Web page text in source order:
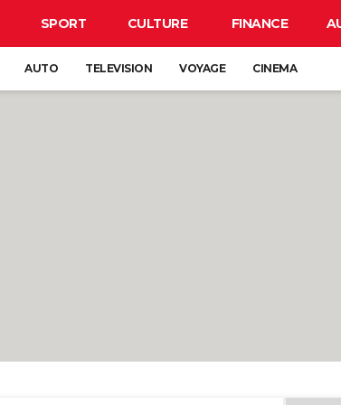
SPORT CULTURE FINANCE
AUTO TELEVISION VOYAGE CINEMA